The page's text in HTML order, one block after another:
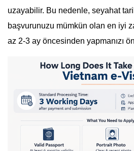
uzayabilir. Bu nedenle, seyahat
başvurunuzu mümkün olan en iyi
az 2-3 ay öncesinden yapmanızı